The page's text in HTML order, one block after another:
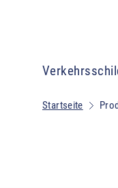
Startseite